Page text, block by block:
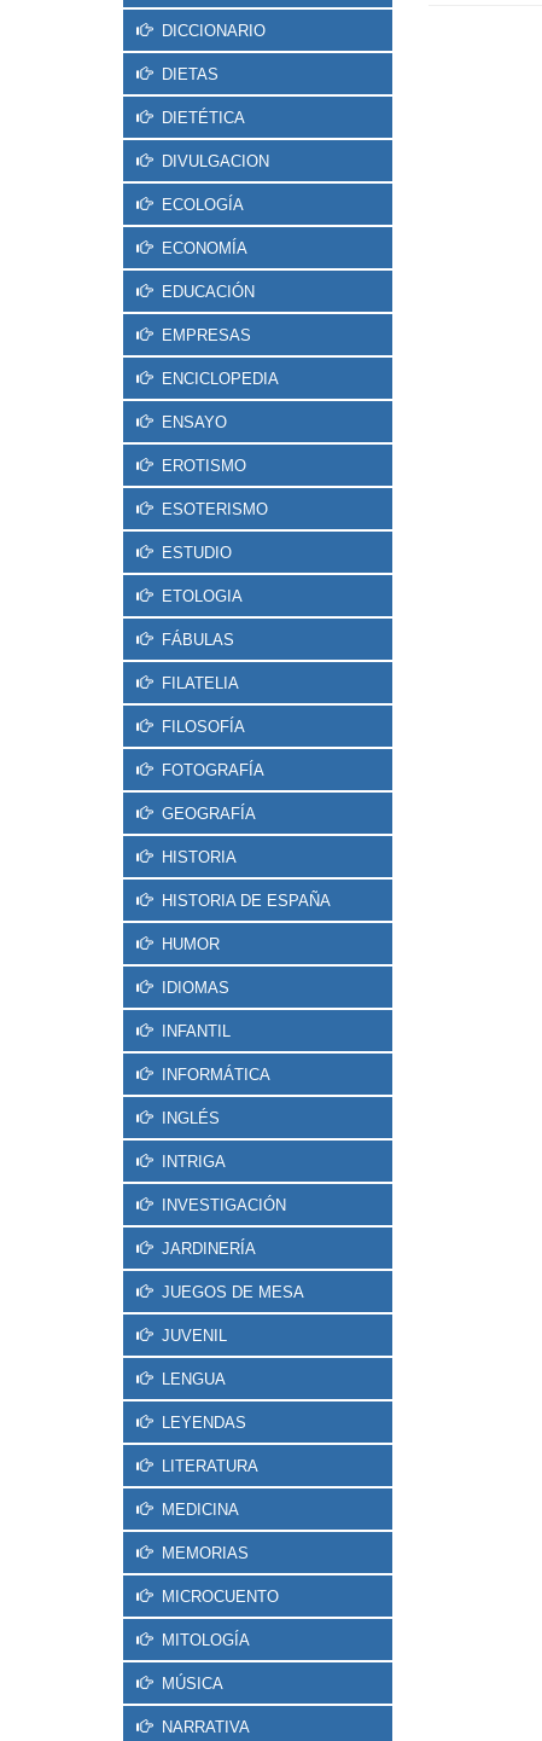
DICCIONARIO
DIETAS
DIETÉTICA
DIVULGACION
ECOLOGÍA
ECONOMÍA
EDUCACIÓN
EMPRESAS
ENCICLOPEDIA
ENSAYO
EROTISMO
ESOTERISMO
ESTUDIO
ETOLOGIA
FÁBULAS
FILATELIA
FILOSOFÍA
FOTOGRAFÍA
GEOGRAFÍA
HISTORIA
HISTORIA DE ESPAÑA
HUMOR
IDIOMAS
INFANTIL
INFORMÁTICA
INGLÉS
INTRIGA
INVESTIGACIÓN
JARDINERÍA
JUEGOS DE MESA
JUVENIL
LENGUA
LEYENDAS
LITERATURA
MEDICINA
MEMORIAS
MICROCUENTO
MITOLOGÍA
MÚSICA
NARRATIVA